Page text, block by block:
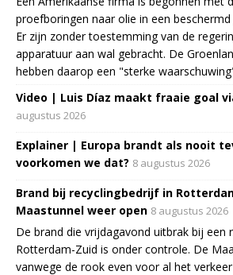
proefboringen naar olie in een beschermd
Er zijn zonder toestemming van de
apparatuur aan wal gebracht. De
hebben daarop een "sterke
Video | Luis Díaz maakt fraaie goal
augustus 2026
Explainer | Europa brandt als nooit
voorkomen we dat? 8 augustus 2026
Brand bij recyclingbedrijf in
Maastunnel weer open 8 augustus 2026
De brand die vrijdagavond uitbrak bij een
Rotterdam-Zuid is onder controle. De
vanwege de rook even voor al het